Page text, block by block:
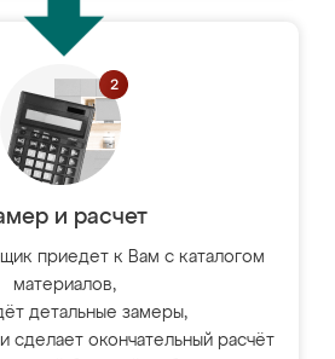
и расчет
приедет к Вам с каталогом
материалов,
детальные замеры,
сделает окончательный расчёт